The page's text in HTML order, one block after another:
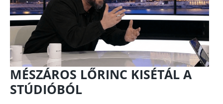
MÉSZÁROS LŐRINC KISÉTÁL A
STÚDIÓBÓL